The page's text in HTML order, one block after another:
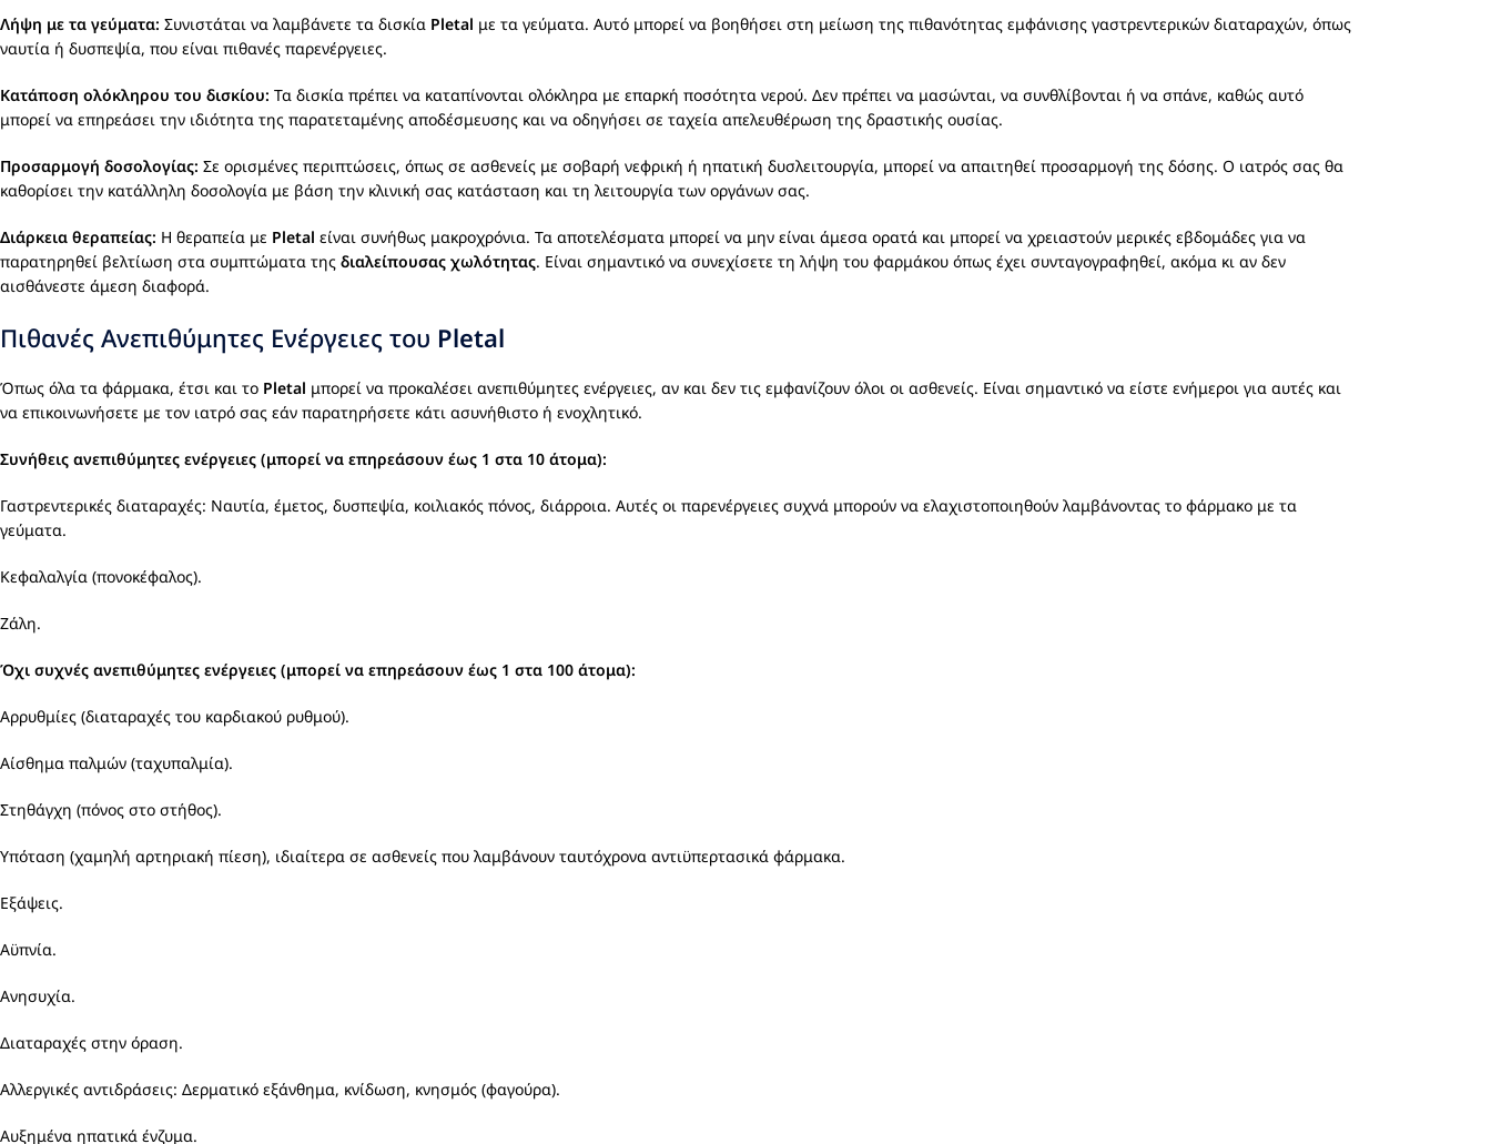
Λήψη με τα γεύματα: Συνιστάται να λαμβάνετε τα δισκία Pletal με τα γεύματα. Αυτό μπορεί να βοηθήσει στη μείωση της πιθανότητας εμφάνισης γαστρεντερικών διαταραχών, όπως
ναυτία ή δυσπεψία, που είναι πιθανές παρενέργειες.
Κατάποση ολόκληρου του δισκίου: Τα δισκία πρέπει να καταπίνονται ολόκληρα με επαρκή ποσότητα νερού. Δεν πρέπει να μασώνται, να συνθλίβονται ή να σπάνε, καθώς αυτό
μπορεί να επηρεάσει την ιδιότητα της παρατεταμένης αποδέσμευσης και να οδηγήσει σε ταχεία απελευθέρωση της δραστικής ουσίας.
Προσαρμογή δοσολογίας: Σε ορισμένες περιπτώσεις, όπως σε ασθενείς με σοβαρή νεφρική ή ηπατική δυσλειτουργία, μπορεί να απαιτηθεί προσαρμογή της δόσης. Ο ιατρός σας θα
καθορίσει την κατάλληλη δοσολογία με βάση την κλινική σας κατάσταση και τη λειτουργία των οργάνων σας.
Διάρκεια θεραπείας: Η θεραπεία με Pletal είναι συνήθως μακροχρόνια. Τα αποτελέσματα μπορεί να μην είναι άμεσα ορατά και μπορεί να χρειαστούν μερικές εβδομάδες για να
παρατηρηθεί βελτίωση στα συμπτώματα της διαλείπουσας χωλότητας. Είναι σημαντικό να συνεχίσετε τη λήψη του φαρμάκου όπως έχει συνταγογραφηθεί, ακόμα κι αν δεν
αισθάνεστε άμεση διαφορά.
Πιθανές Ανεπιθύμητες Ενέργειες του Pletal
Όπως όλα τα φάρμακα, έτσι και το Pletal μπορεί να προκαλέσει ανεπιθύμητες ενέργειες, αν και δεν τις εμφανίζουν όλοι οι ασθενείς. Είναι σημαντικό να είστε ενήμεροι για αυτές και
να επικοινωνήσετε με τον ιατρό σας εάν παρατηρήσετε κάτι ασυνήθιστο ή ενοχλητικό.
Συνήθεις ανεπιθύμητες ενέργειες (μπορεί να επηρεάσουν έως 1 στα 10 άτομα):
Γαστρεντερικές διαταραχές: Ναυτία, έμετος, δυσπεψία, κοιλιακός πόνος, διάρροια. Αυτές οι παρενέργειες συχνά μπορούν να ελαχιστοποιηθούν λαμβάνοντας το φάρμακο με τα
γεύματα.
Κεφαλαλγία (πονοκέφαλος).
Ζάλη.
Όχι συχνές ανεπιθύμητες ενέργειες (μπορεί να επηρεάσουν έως 1 στα 100 άτομα):
Αρρυθμίες (διαταραχές του καρδιακού ρυθμού).
Αίσθημα παλμών (ταχυπαλμία).
Στηθάγχη (πόνος στο στήθος).
Υπόταση (χαμηλή αρτηριακή πίεση), ιδιαίτερα σε ασθενείς που λαμβάνουν ταυτόχρονα αντιϋπερτασικά φάρμακα.
Εξάψεις.
Αϋπνία.
Ανησυχία.
Διαταραχές στην όραση.
Αλλεργικές αντιδράσεις: Δερματικό εξάνθημα, κνίδωση, κνησμός (φαγούρα).
Αυξημένα ηπατικά ένζυμα.